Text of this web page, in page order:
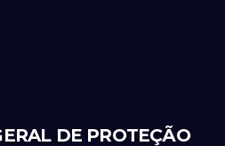
DE PROTEÇÃO